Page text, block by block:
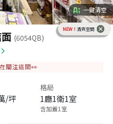
一鍵清空
NEW！ 清爽空間
(6054QB)
關注這間👀
/坪
格局
1廳1衛1室
含加蓋1室